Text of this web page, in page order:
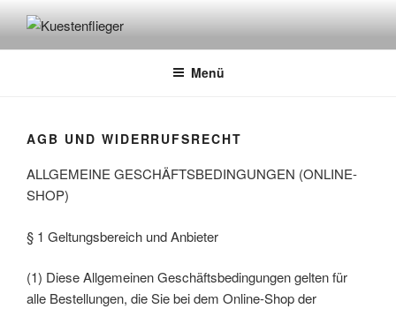
Inhalt
springenKUESTENFLIEGER
Fliegen Sie entlang der Weser und Oldenburg City – Jetzt Buchen
Menü
AGB UND WIDERRUFSRECHT
ALLGEMEINE GESCHÄFTSBEDINGUNGEN (ONLINE-
SHOP)
§ 1 Geltungsbereich und Anbieter
(1) Diese Allgemeinen Geschäftsbedingungen gelten für
alle Bestellungen, die Sie bei dem Online-Shop der